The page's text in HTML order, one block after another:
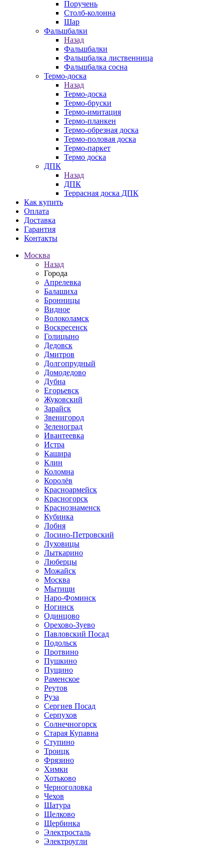
Поручень
Столб-колонна
Шар
Фальшбалки
Назад
Фальшбалки
Фальшбалка лиственница
Фальшбалка сосна
Термо-доска
Назад
Термо-доска
Термо-бруски
Термо-имитация
Термо-планкен
Термо-обрезная доска
Термо-половая доска
Термо-паркет
Термо доска
ДПК
Назад
ДПК
Террасная доска ДПК
Как купить
Оплата
Доставка
Гарантия
Контакты
Москва
Назад
Города
Апрелевка
Балашиха
Бронницы
Видное
Волоколамск
Воскресенск
Голицыно
Дедовск
Дмитров
Долгопрудный
Домодедово
Дубна
Егорьевск
Жуковский
Зарайск
Звенигород
Зеленоград
Ивантеевка
Истра
Кашира
Клин
Коломна
Королёв
Красноармейск
Красногорск
Краснознаменск
Кубинка
Лобня
Лосино-Петровский
Луховицы
Лыткарино
Люберцы
Можайск
Москва
Мытищи
Наро-Фоминск
Ногинск
Одинцово
Орехово-Зуево
Павловский Посад
Подольск
Протвино
Пушкино
Пущино
Раменское
Реутов
Руза
Сергиев Посад
Серпухов
Солнечногорск
Старая Купавна
Ступино
Троицк
Фрязино
Химки
Хотьково
Черноголовка
Чехов
Шатура
Щелково
Щербинка
Электросталь
Электроугли